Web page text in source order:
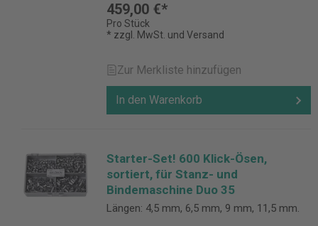
459,00 €*
Pro Stück
* zzgl. MwSt. und Versand
Zur Merkliste hinzufügen
In den Warenkorb
Starter-Set! 600 Klick-Ösen,
sortiert, für Stanz- und
Bindemaschine Duo 35
Längen: 4,5 mm, 6,5 mm, 9 mm, 11,5 mm.